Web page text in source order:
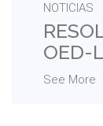
NOTICIAS
OED-
See More